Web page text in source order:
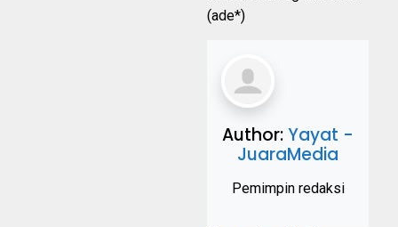
(ade*)
Author:Yayat -
JuaraMedia
Pemimpin redaksi